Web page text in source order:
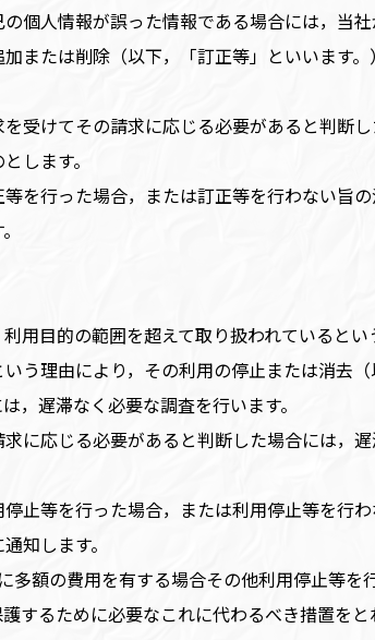
個人情報が誤った情報である場合には，当社
または削除（以下，「訂正等」といいます
受けてその請求に応じる必要があると判断し
します。
を行った場合，または訂正等を行わない旨
用目的の範囲を超えて取り扱われていると
う理由により，その利用の停止または消去
，遅滞なく必要な調査を行います。
に応じる必要があると判断した場合には，
止等を行った場合，または利用停止等を行
知します。
多額の費用を有する場合その他利用停止等を
するために必要なこれに代わるべき措置を